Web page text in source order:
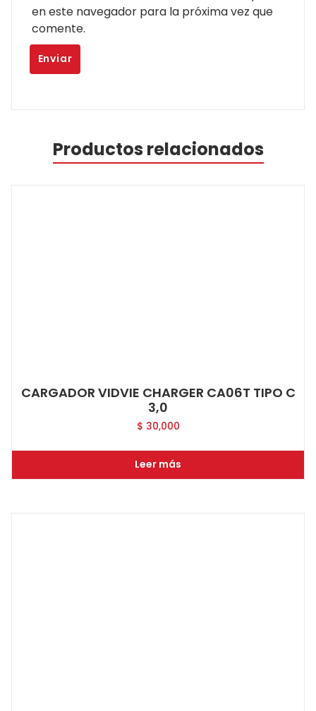
en este navegador para la próxima vez que
comente.
Productos relacionados
CARGADOR VIDVIE CHARGER CA06T TIPO C
3,0
$ 30,000
Leer más